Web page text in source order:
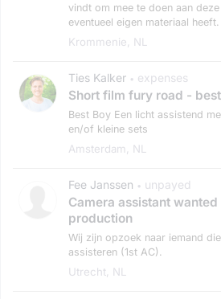
vindt om mee te doen aan
eventueel eigen materiaal heeft.
Krommenie, NL
Ties Kalker • expenses
Short film fury road -
Best Boy Een licht assistend
en/of kleine sets
Amsterdam, NL
Fee Janssen • unpayed
Camera assistant
production
Wij zijn opzoek naar iemand
assisteren (1st AC).
Utrecht, NL